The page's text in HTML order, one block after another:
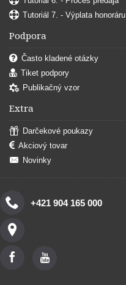
Tutoriál 7. - Výplata honoráru
Podpora
Často kladené otázky
Tiket podpory
Publikačný vzor
Extra
Darčekové poukazy
Akciový tovar
Novinky
+421 904 165 000